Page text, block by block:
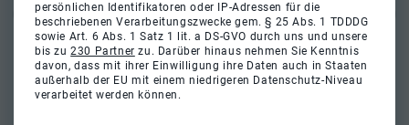
persönlichen Identifikatoren oder IP-Adressen für die
beschriebenen Verarbeitungszwecke gem. § 25 Abs. 1 TDDDG
sowie Art. 6 Abs. 1 Satz 1 lit. a DS-GVO durch uns und unsere
bis zu230 Partner zu. Darüber hinaus nehmen Sie Kenntnis
davon, dass mit ihrer Einwilligung ihre Daten auch in Staaten
außerhalb der EU mit einem niedrigeren Datenschutz-Niveau
verarbeitet werden können.